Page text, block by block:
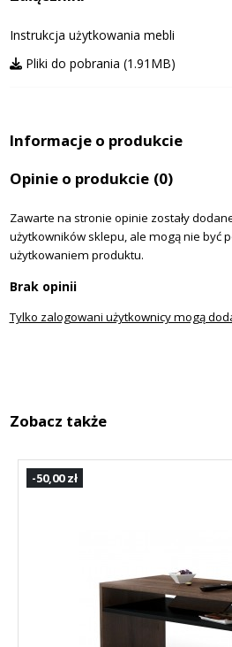
Instrukcja użytkowania mebli
Pliki do pobrania (1.91MB)
Informacje o produkcie
Opinie o produkcie (0)
Zawarte na stronie opinie zostały
użytkowników sklepu, ale mogą nie być
użytkowaniem produktu.
Brak opinii
Tylko zalogowani użytkownicy mogą
Zobacz także
-50,00 zł